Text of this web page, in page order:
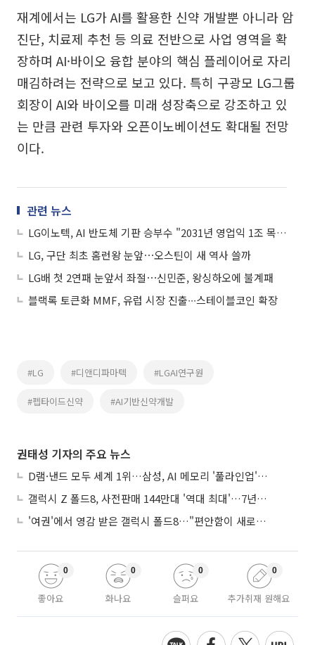
재계에서는 LG가 AI를 활용한 신약 개발뿐 아니라 암
진단, 치료제 추천 등 의료 전반으로 사업 영역을 확
장하며 AI·바이오 융합 분야의 핵심 플레이어로 자리
매김하려는 전략으로 보고 있다. 특히 구광모 LG그룹
회장이 AI와 바이오를 미래 성장축으로 강조하고 있
는 만큼 관련 투자와 오픈이노베이션도 확대될 전망
이다.
관련 뉴스
LG이노텍, AI 반도체 기판 승부수 "2031년 영업익 1조 목표"
LG, 구단 최초 홈런왕 눈앞⋯오스틴이 새 역사 쓸까
LG배 첫 2연패 눈앞서 좌절⋯신민준, 왕싱하오에 불계패
블랙록 토큰화 MMF, 유럽 시장 진출∙∙∙스테이블코인 확장
#LG #디앤디파마텍 #LGAI연구원
#펩타이드신약 #AI기반신약개발
권태성 기자의 주요 뉴스
D램·낸드 모두 세계 1위…삼성, AI 메모리 '풀라인업'으로 승부
갤럭시 Z 폴드8, 사전판매 144만대 '역대 최대'…7년만에 갤노트10 기록 넘어
'여권'에서 영감 받은 갤럭시 폴드8…"편안함이 새로운 디자인 경쟁력"
좋아요
0
화나요
0
슬퍼요
0
추가취재 원해요
0